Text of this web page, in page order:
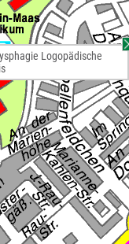
Logopädische